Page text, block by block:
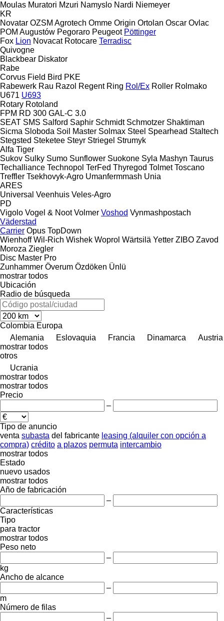
Moulas Muratori Mzuri Namyslo Nardi Niemeyer
KR
Novatar OZSM Agrotech Omme Origin Ortolan Oscar Ovlac
POM Augustów Pegoraro Peugeot Pöttinger
Fox Lion Novacat Rotocare Terradisc
Quivogne
Blackbear Diskator
Rabe
Corvus Field Bird PKE
Rabewerk Rau Razol Regent Ring Rol/Ex Roller Rolmako
U671 U693
Rotary Rotoland
FPM RD 300 GAL-C 3.0
SEAT SMS Salford Saphir Schmidt Schmotzer Shaktiman
Sicma Sloboda Soil Master Solmax Steel Spearhead Staltech
Stegsted Steketee Steyr Striegel Strumyk
Alfa Tiger
Sukov Sulky Sumo Sunflower Suokone Syla Mashyn Taurus
Techalliance Technopol TerFed Thyregod Tolmet Toscano
Treffler Tsekhovyk-Agro Umanfermmash Unia
ARES
Universal Veenhuis Veles-Agro
PD
Vigolo Vogel & Noot Volmer Voshod Vynmashpostach
Väderstad
Carrier Opus TopDown
Wienhoff Wil-Rich Wishek Woprol Wärtsilä Yetter ZIBO Zavod
Moroza Ziegler
Disc Master Pro
Zunhammer Överum Özdöken Ünlü
mostrar todos
Ubicación
Radio de búsqueda
Colombia Europa
Alemania
Eslovaquia Francia Dinamarca
Austria
mostrar todos
otros
Ucrania
mostrar todos
mostrar todos
Precio
–
Tipo de anuncio
venta subasta del fabricante leasing (alquiler con opción a
compra) crédito a plazos permuta intercambio
mostrar todos
Estado
nuevo usados
mostrar todos
Año de fabricación
–
Características
Tipo
para tractor
mostrar todos
Peso neto
–
kg
Ancho de alcance
–
m
Número de filas
–